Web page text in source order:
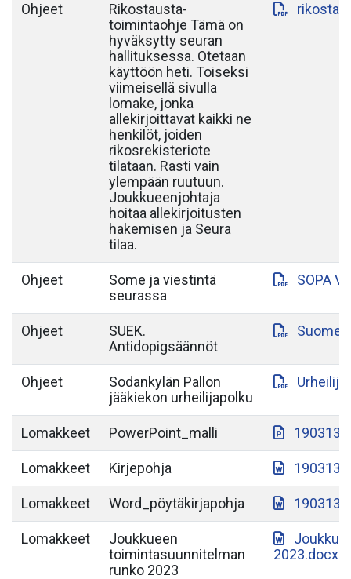
Ohjeet
Rikostausta-
toimintaohje Tämä on
hyväksytty seuran
hallituksessa. Otetaan
käyttöön heti. Toiseksi
viimeisellä sivulla
lomake, jonka
allekirjoittavat kaikki ne
henkilöt, joiden
rikosrekisteriote
tilataan. Rasti vain
ylempään ruutuun.
Joukkueenjohtaja
hoitaa allekirjoitusten
hakemisen ja Seura
tilaa.
Ohjeet
Some ja viestintä
seurassa
SOPA
Ohjeet
SUEK.
Antidopigsäännöt
Ohjeet
Sodankylän Pallon
jääkiekon urheilijapolku
Lomakkeet PowerPoint_malli 190313-
Lomakkeet Kirjepohja 190313-
Lomakkeet Word_pöytäkirjapohja 190313-
Lomakkeet
Joukkueen
toimintasuunnitelman
runko 2023
2023.docx